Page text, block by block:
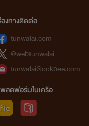
งทางติดต่อ
tunwalai.com
@webtunwalai
tunwalai@ookbee.com
ลตฟอร์มในเครือ